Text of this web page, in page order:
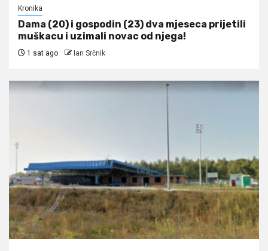
Kronika
Dama (20) i gospodin (23) dva mjeseca prijetili
muškacu i uzimali novac od njega!
1 sat ago Ian Srčnik